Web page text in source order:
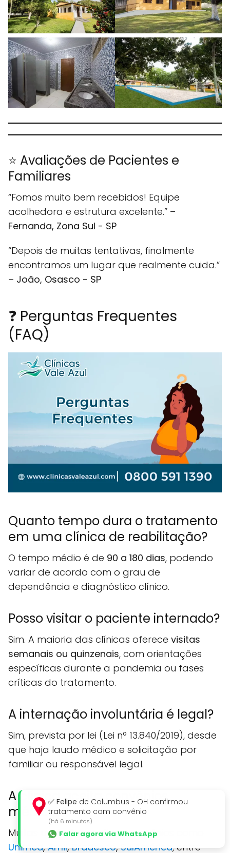
⭐ Avaliações de Pacientes e
Familiares
“Fomos muito bem recebidos! Equipe
acolhedora e estrutura excelente.” –
Fernanda, Zona Sul - SP
“Depois de muitas tentativas, finalmente
encontramos um lugar que realmente cuida.”
– João, Osasco - SP
❓ Perguntas Frequentes
(FAQ)
Quanto tempo dura o tratamento
em uma clínica de reabilitação?
O tempo médio é de 90 a 180 dias, podendo
variar de acordo com o grau de
dependência e diagnóstico clínico.
Posso visitar o paciente internado?
Sim. A maioria das clínicas oferece visitas
semanais ou quinzenais, com orientações
específicas durante a pandemia ou fases
críticas do tratamento.
A internação involuntária é legal?
Sim, prevista por lei (Lei nº 13.840/2019), desde
que haja laudo médico e solicitação por
familiar ou responsável legal.
A clínica aceita convênios
médicos?
Muitas unidades aceitam convênios como
Unimed, Amil, Bradesco, SulAmérica, entre
✅ Felipe de Columbus - OH confirmou
tratamento com convênio
(há 6 minutos)
Falar agora via WhatsApp